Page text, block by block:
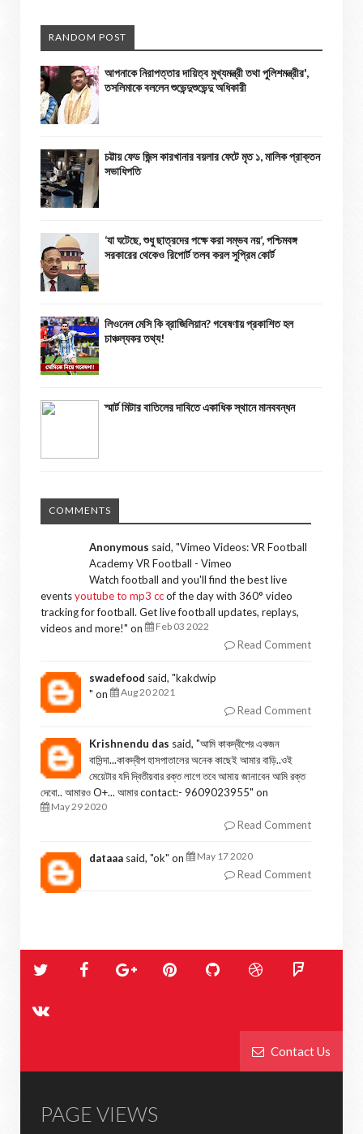
RANDOM POST
আপনাকে নিরাপত্তার দায়িত্ব মুখ্যমন্ত্রী তথা পুলিশমন্ত্রীর',
তসলিমাকে বললেন শুভেন্দুশুভেন্দু অধিকারী
চট্টায় ফেড জিন্স কারখানার বয়লার ফেটে মৃত ১, মালিক প্রাক্তন
সভাধিপতি
‘যা ঘটেছে, শুধু ছাত্রদের পক্ষে করা সম্ভব নয়’, পশ্চিমবঙ্গ
সরকারের থেকেও রিপোর্ট তলব করল সুপ্রিম কোর্ট
লিওনেল মেসি কি ব্রাজিলিয়ান? গবেষণায় প্রকাশিত হল
চাঞ্চল্যকর তথ্য!
স্মার্ট মিটার বাতিলের দাবিতে একাধিক স্থানে মানববন্ধন
COMMENTS
Anonymous said, "Vimeo Videos: VR Football
Academy VR Football - Vimeo
Watch football and you'll find the best live
eventsyoutube to mp3 ccof the day with 360° video
tracking for football. Get live football updates, replays,
videos and more!" on Feb 03 2022
Read Comment
swadefood said, "kakdwip
" on
Aug 20 2021
Read Comment
Krishnendu das said, "আমি কাকদ্বীপের একজন
বাসিন্দা...কাকদ্বীপ হাসপাতালের অনেক কাছেই আমার বাড়ি..ওই
মেয়েটার যদি দ্বিতীয়বার রক্ত লাগে তবে আমায় জানাবেন আমি রক্ত
দেবো.. আমারও O+... আমার contact:- 9609023955" on
May 29 2020
Read Comment
dataaa said, "ok" on May 17 2020
Read Comment
Contact Us
PAGE VIEWS